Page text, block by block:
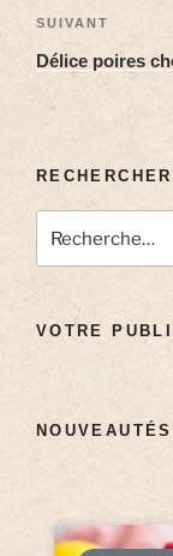
SUIVANT
Délice poires
RECHERCHER
VOTRE
NOUVEAUTÉS